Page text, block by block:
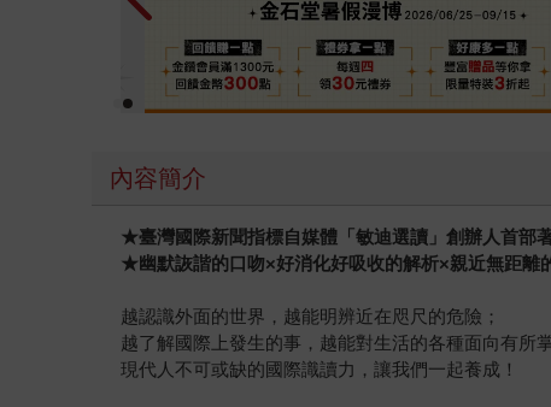
內容簡介
★臺灣國際新聞指標自媒體「敏迪選讀」創辦人首部
★幽默詼諧的口吻×好消化好吸收的解析×親近無距離
越認識外面的世界，越能明辨近在咫尺的危險；
越了解國際上發生的事，越能對生活的各種面向有所掌
現代人不可或缺的國際識讀力，讓我們一起養成！